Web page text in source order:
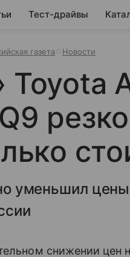
Тест-драйвы
газета Новости
Toyota
уменьшил
снижении цен